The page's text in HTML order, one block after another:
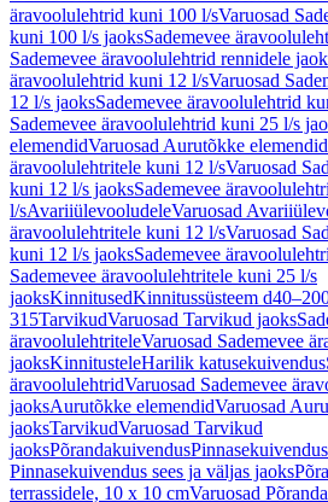
äravoolulehtrid kuni 100 l/sVaruosad
kuni 100 l/s jaoksSademevee
Sademevee äravoolulehtrid rennidele
äravoolulehtrid kuni 12 l/sVaruosad
12 l/s jaoksSademevee äravoolulehtrid
Sademevee äravoolulehtrid kuni 25 l/s
elemendidVaruosad Aurutõkke
äravoolulehtritele kuni 12 l/sVaruosad
kuni 12 l/s jaoksSademevee
l/sAvariiülevooludeleVaruosad
äravoolulehtritele kuni 12 l/sVaruosad
kuni 12 l/s jaoksSademevee
Sademevee äravoolulehtritele kuni 25 l/s
jaoksKinnitusedKinnitussüsteem
315TarvikudVaruosad Tarvikud jaoks
äravoolulehtriteleVaruosad Sademevee
jaoksKinnitusteleHarilik katusekuivendus
äravoolulehtridVaruosad Sademevee
jaoksAurutõkke elemendidVaruosad
jaoksTarvikudVaruosad Tarvikud
jaoksPõrandakuivendus
Pinnasekuivendus sees ja väljas jaoks
terrassidele, 10 x 10 cmVaruosad